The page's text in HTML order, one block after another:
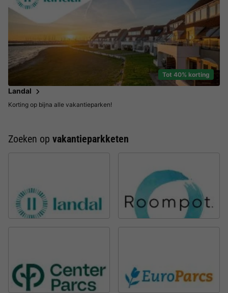
Tot 40% korting
Landal
Korting op bijna alle vakantieparken!
Zoeken op vakantieparkketen